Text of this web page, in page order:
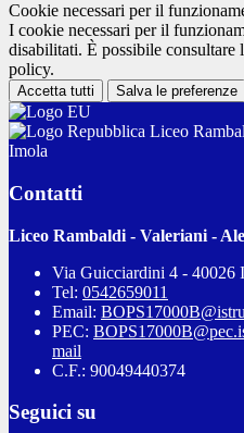
Cookie necessari per il
I cookie necessari per il
disabilitati. È possibile consultare
policy.
Accetta tutti Salva le preferenze
Liceo
Imola
Contatti
Liceo Rambaldi - Valeriani -
Via Guicciardini 4 - 40026
Tel: 0542659011
Email:
PEC:
mail
C.F.: 90049440374
Seguici su